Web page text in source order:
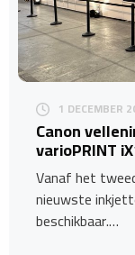
1 DECEMBER
​Canon
varioPRINT
Vanaf het
nieuwste
beschikbaar.…